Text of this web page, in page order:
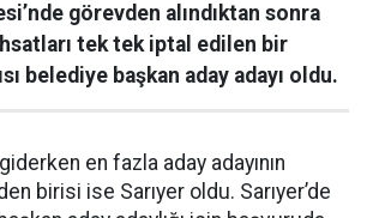
görevden alındıktan sonra
tek tek iptal edilen bir
belediye başkan aday adayı oldu.
en fazla aday adayının
birisi ise Sarıyer oldu. Sarıyer’de